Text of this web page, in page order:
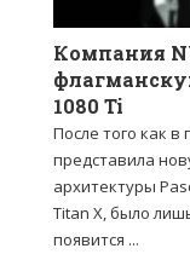
Компания
1080 Ti
После того как в
представила
архитектуры
Titan X, было
появится ...